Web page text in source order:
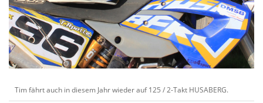
Tim fährt auch in diesem Jahr wieder auf 125 / 2-Takt HUSABERG.